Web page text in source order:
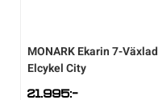
MONARKEkarin 7-Växlad
Elcykel City
21.995:-